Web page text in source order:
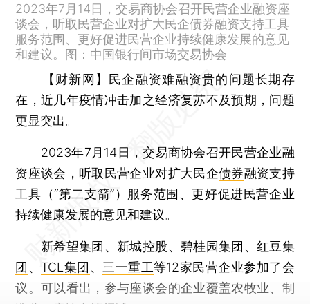
2023年7月14日，交易商协会召开民营企业融资座
谈会，听取民营企业对扩大民企债券融资支持工具
服务范围、更好促进民营企业持续健康发展的意见
和建议。图：中国银行间市场交易协会
【财新网】 民企融资难融资贵的问题长期存
在，近几年疫情冲击加之经济复苏不及预期，问题
更显突出。
2023年7月14日，交易商协会召开民营企业融
资座谈会，听取民营企业对扩大民企债券融资支持
工具（“第二支箭”）服务范围、更好促进民营企业
持续健康发展的意见和建议。
新希望集团 、 新城控股、碧桂园集团、 红豆集
团 、TCL集团 、 三一重工等12家民营企业参加了会
议。可以看出，参与座谈会的企业覆盖农牧业、制